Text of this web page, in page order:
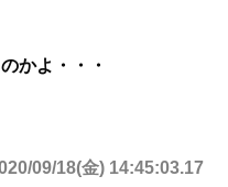
かよ・・・
09/18(金) 14:45:03.17